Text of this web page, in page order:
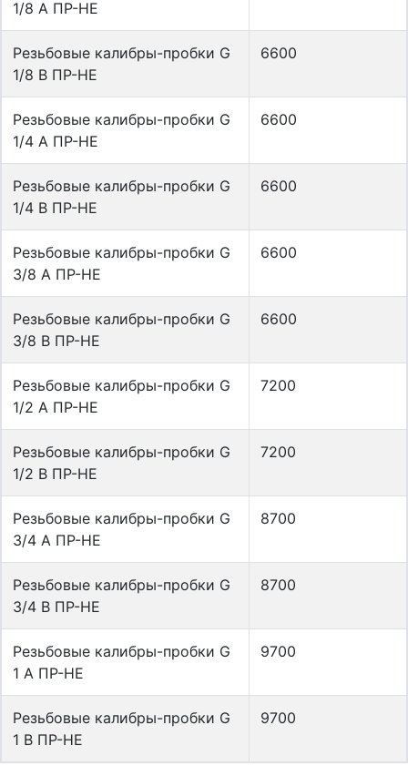
1/8 А ПР-НЕ
Резьбовые калибры-пробки G
1/8 В ПР-НЕ
6600
Резьбовые калибры-пробки G
1/4 A ПР-НЕ
6600
Резьбовые калибры-пробки G
1/4 В ПР-НЕ
6600
Резьбовые калибры-пробки G
3/8 А ПР-НЕ
6600
Резьбовые калибры-пробки G
3/8 В ПР-НЕ
6600
Резьбовые калибры-пробки G
1/2 А ПР-НЕ
7200
Резьбовые калибры-пробки G
1/2 В ПР-НЕ
7200
Резьбовые калибры-пробки G
3/4 А ПР-НЕ
8700
Резьбовые калибры-пробки G
3/4 В ПР-НЕ
8700
Резьбовые калибры-пробки G
1 А ПР-НЕ
9700
Резьбовые калибры-пробки G
1 В ПР-НЕ
9700